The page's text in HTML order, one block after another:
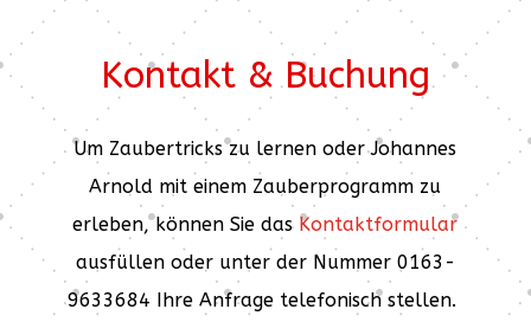
Kontakt & Buchung
Um Zaubertricks zu lernen oder Johannes
Arnold mit einem Zauberprogramm zu
erleben, können Sie das Kontaktformular
ausfüllen oder unter der Nummer 0163-
9633684 Ihre Anfrage telefonisch stellen.